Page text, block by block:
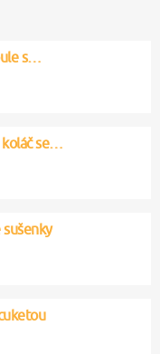
s…
koláč se…
sušenky